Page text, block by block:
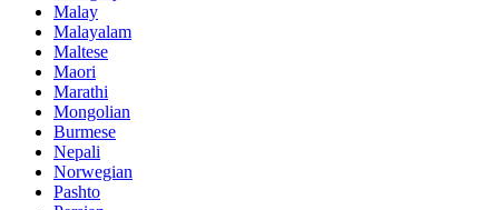
Malay
Malayalam
Maltese
Maori
Marathi
Mongolian
Burmese
Nepali
Norwegian
Pashto